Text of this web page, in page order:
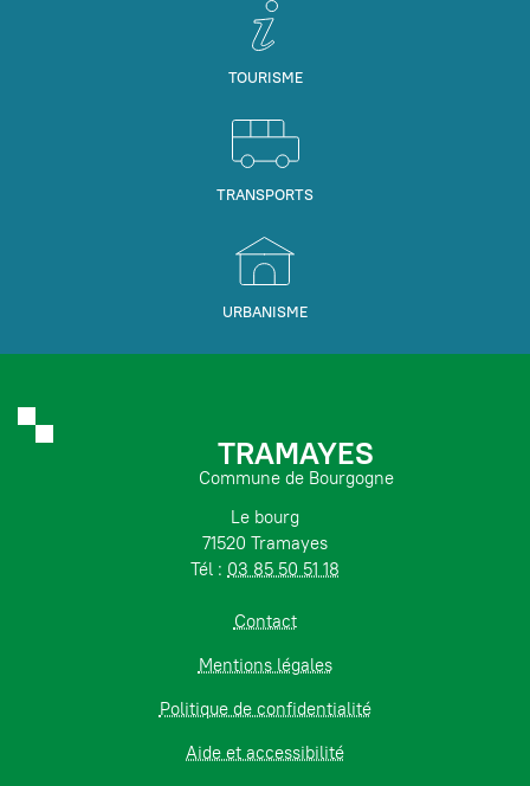
TOURISME
TRANSPORTS
URBANISME
TRAMAYES
Commune de Bourgogne
Le bourg
71520 Tramayes
Tél : 03 85 50 51 18
Contact
Mentions légales
Politique de confidentialité
Aide et accessibilité